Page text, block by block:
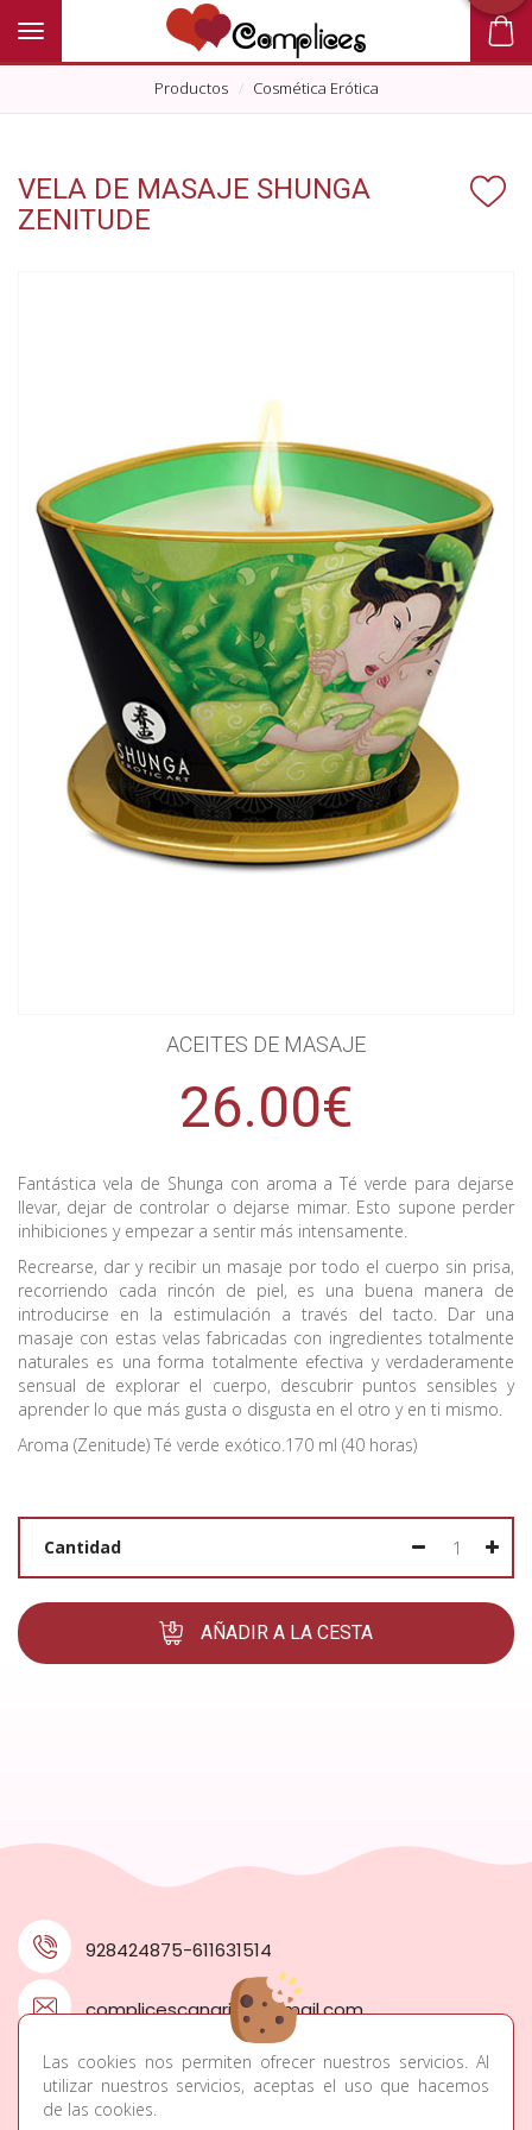
Las cookies nos permiten ofrecer nuestros servicios. Al
utilizar nuestros servicios, aceptas el uso que hacemos
de las cookies.
Toggle navigation
Productos Cosmética Erótica
VELA DE MASAJE SHUNGA
ZENITUDE
ACEITES DE MASAJE
26.00€
Fantástica vela de Shunga con aroma a Té verde para dejarse
llevar, dejar de controlar o dejarse mimar. Esto supone perder
inhibiciones y empezar a sentir más intensamente.
Recrearse, dar y recibir un masaje por todo el cuerpo sin prisa,
recorriendo cada rincón de piel, es una buena manera de
introducirse en la estimulación a través del tacto. Dar una
masaje con estas velas fabricadas con ingredientes totalmente
naturales es una forma totalmente efectiva y verdaderamente
sensual de explorar el cuerpo, descubrir puntos sensibles y
aprender lo que más gusta o disgusta en el otro y en ti mismo.
Aroma (Zenitude) Té verde exótico.170 ml (40 horas)
Cantidad
AÑADIR A LA CESTA
928424875-611631514
complicescanarias@gmail.com
C/Pintor Felo Monzón 15, 7 Palmas, Las Palmas